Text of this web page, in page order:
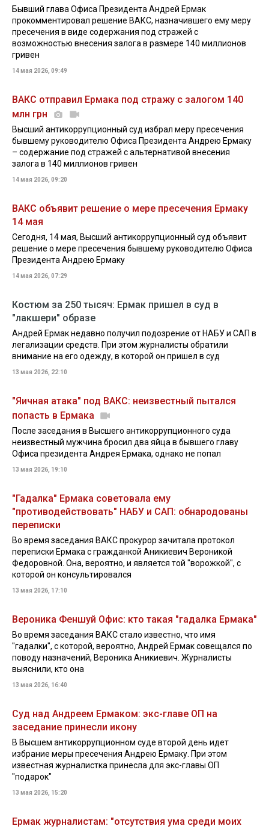
Бывший глава Офиса Президента Андрей Ермак
прокомментировал решение ВАКС, назначившего ему меру
пресечения в виде содержания под стражей с
возможностью внесения залога в размере 140 миллионов
гривен
14 мая 2026, 09:49
ВАКС отправил Ермака под стражу с залогом 140
млн грн
Высший антикоррупционный суд избрал меру пресечения
бывшему руководителю Офиса Президента Андрею Ермаку
– содержание под стражей с альтернативой внесения
залога в 140 миллионов гривен
14 мая 2026, 09:20
ВАКС объявит решение о мере пресечения Ермаку
14 мая
Сегодня, 14 мая, Высший антикоррупционный суд объявит
решение о мере пресечения бывшему руководителю Офиса
Президента Андрею Ермаку
14 мая 2026, 07:29
Костюм за 250 тысяч: Ермак пришел в суд в
"лакшери" образе
Андрей Ермак недавно получил подозрение от НАБУ и САП в
легализации средств. При этом журналисты обратили
внимание на его одежду, в которой он пришел в суд
13 мая 2026, 22:10
"Яичная атака" под ВАКС: неизвестный пытался
попасть в Ермака
После заседания в Высшего антикоррупционного суда
неизвестный мужчина бросил два яйца в бывшего главу
Офиса президента Андрея Ермака, однако не попал
13 мая 2026, 19:10
"Гадалка" Ермака советовала ему
"противодействовать" НАБУ и САП: обнародованы
переписки
Во время заседания ВАКС прокурор зачитала протокол
переписки Ермака с гражданкой Аникиевич Вероникой
Федоровной. Она, вероятно, и является той "ворожкой", с
которой он консультировался
13 мая 2026, 17:10
Вероника Феншуй Офис: кто такая "гадалка Ермака"
Во время заседания ВАКС стало известно, что имя
"гадалки", с которой, вероятно, Андрей Ермак совещался по
поводу назначений, Вероника Аникиевич. Журналисты
выяснили, кто она
13 мая 2026, 16:40
Суд над Андреем Ермаком: экс-главе ОП на
заседание принесли икону
В Высшем антикоррупционном суде второй день идет
избрание меры пресечения Андрею Ермаку. При этом
известная журналистка принесла для экс-главы ОП
"подарок"
13 мая 2026, 15:20
Ермак журналистам: "отсутствия ума среди моих